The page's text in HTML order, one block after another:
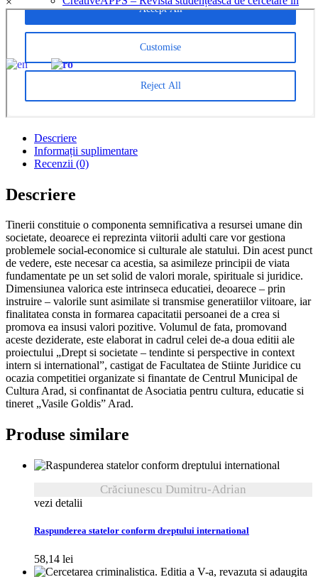
informatică multidisciplinară
Parteneri
EN RO
Descriere
Informații suplimentare
Recenzii (0)
Descriere
Tinerii constituie o componenta semnificativa a resursei umane din
societate, deoarece ei reprezinta viitorii adulti care vor gestiona
problemele social-economice si culturale ale statului. Din acest punct
de vedere, este necesar ca acestia, sa asimileze principii de viata
fundamentate pe un set solid de valori morale, spirituale si juridice.
Dimensiunea valorica este intrinseca educatiei, deoarece – prin
instruire – valorile sunt asimilate si transmise generatiilor viitoare, iar
finalitatea consta in formarea capacitatii persoanei de a crea si
promova ea insusi valori pozitive. Volumul de fata, promovand
aceste deziderate, este elaborat in cadrul celei de-a doua editii ale
proiectului „Drept si societate – tendinte si perspective in context
intern si international”, castigat de Facultatea de Stiinte Juridice cu
ocazia competitiei organizate si finantate de Centrul Municipal de
Cultura Arad, si confinantat de Asociatia pentru cultura, educatie si
tineret „Vasile Goldis” Arad.
Produse similare
Crăciunescu Dumitru-Adrian
vezi detalii
Raspunderea statelor conform dreptului international
58,14 lei